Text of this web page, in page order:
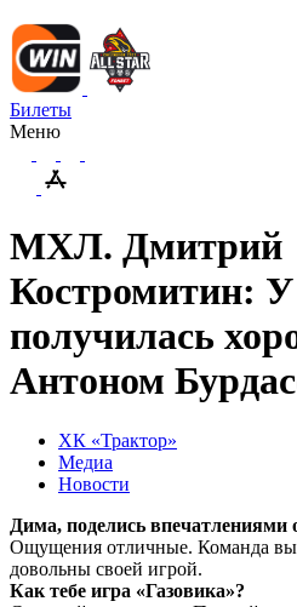
Билеты
Меню
МХЛ. Дмитрий
Костромитин: У
получилась
Антоном
ХК «Трактор»
Медиа
Новости
Дима, поделись впечатлениями
Ощущения отличные. Команда
довольны своей игрой.
Как тебе игра «Газовика»?